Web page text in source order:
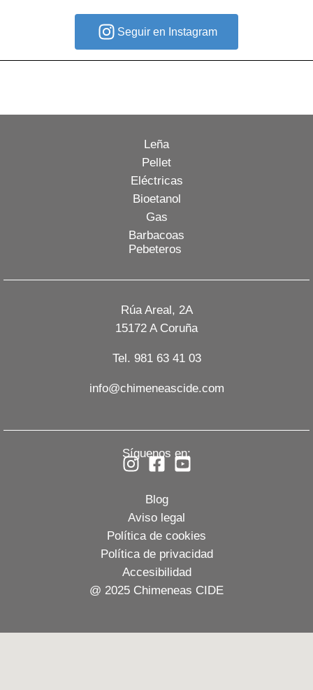
Seguir en Instagram
Rúa Areal, 2A
15172 A Coruña
Tel. 981 63 41 03
info@chimeneascide.com
Síguenos en:
Blog
Aviso legal
Política de cookies
Política de privacidad
Accesibilidad
@ 2025 Chimeneas CIDE
Leña
Pellet
Eléctricas
Bioetanol
Gas
Barbacoas
Pebeteros